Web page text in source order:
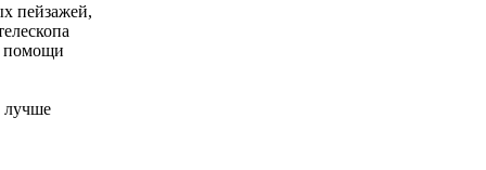
пейзажей,
помощи
лучше